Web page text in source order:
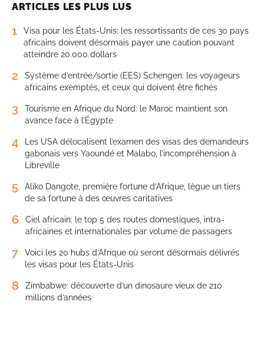
ARTICLES LES PLUS LUS
1
Visa pour les États-Unis: les ressortissants de ces 30 pays
africains doivent désormais payer une caution pouvant
atteindre 20.000 dollars
2
Système d’entrée/sortie (EES) Schengen: les voyageurs
africains exemptés, et ceux qui doivent être fichés
3
Tourisme en Afrique du Nord: le Maroc maintient son
avance face à l’Égypte
4
Les USA délocalisent l’examen des visas des demandeurs
gabonais vers Yaoundé et Malabo, l’incompréhension à
Libreville
5
Aliko Dangote, première fortune d’Afrique, lègue un tiers
de sa fortune à des œuvres caritatives
6
Ciel africain: le top 5 des routes domestiques, intra-
africaines et internationales par volume de passagers
7
Voici les 20 hubs d’Afrique où seront désormais délivrés
les visas pour les États-Unis
8
Zimbabwe: découverte d’un dinosaure vieux de 210
millions d’années